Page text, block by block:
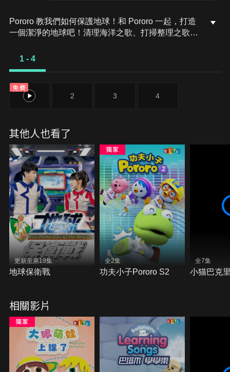
Pororo 教我們如何保護地球！和 Pororo 一起，打造
一個潔淨的地球吧！清理海洋之歌、打掃整理之歌、
歌。1 - 4
免費
1 2 3 4
其他人也看了
更新至第19集
地球保衛戰
全2集
功夫小子Pororo S2
全7集
小猫巴克
相關影片